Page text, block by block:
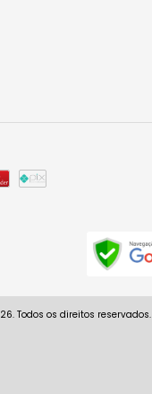
Todos os direitos reservados.